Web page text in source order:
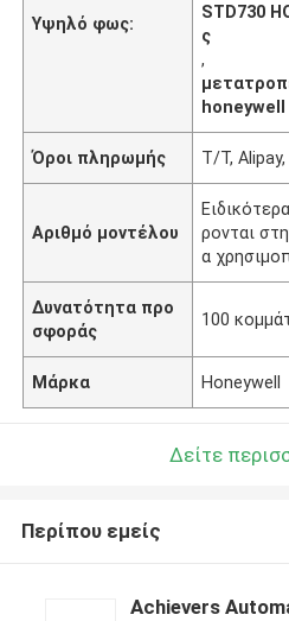
Υψηλό φως:
STD730
ς
,
honeywell
Όροι πληρωμής Τ/Τ, Alipay,
Αριθμό μοντέλου
ρονται
α
Δυνατότητα προ
σφοράς
100
Μάρκα Honeywell
Δείτε
Περίπου εμείς
Achievers